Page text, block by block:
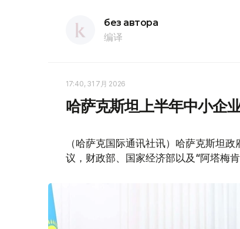
без автора
编译
17:40, 31 7月 2026
哈萨克斯坦上半年中小企
（哈萨克国际通讯社讯）哈萨克斯坦
议，财政部、国家经济部以及“阿塔梅